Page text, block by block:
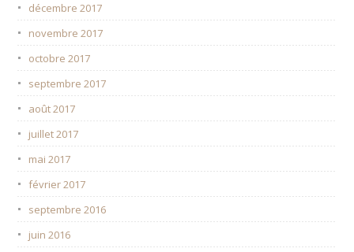
décembre 2017
novembre 2017
octobre 2017
septembre 2017
août 2017
juillet 2017
mai 2017
février 2017
septembre 2016
juin 2016